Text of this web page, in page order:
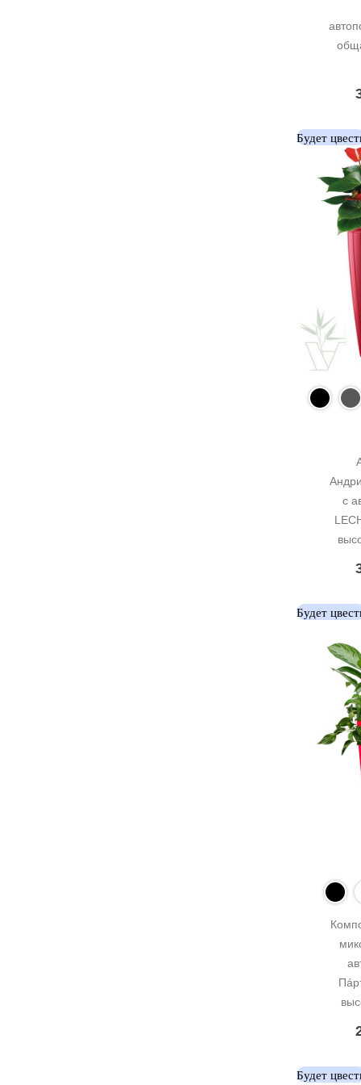
Будет
с
Будет
Будет